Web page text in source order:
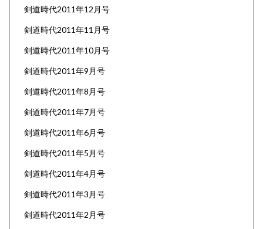
剣道時代2011年12月号
剣道時代2011年11月号
剣道時代2011年10月号
剣道時代2011年9月号
剣道時代2011年8月号
剣道時代2011年7月号
剣道時代2011年6月号
剣道時代2011年5月号
剣道時代2011年4月号
剣道時代2011年3月号
剣道時代2011年2月号